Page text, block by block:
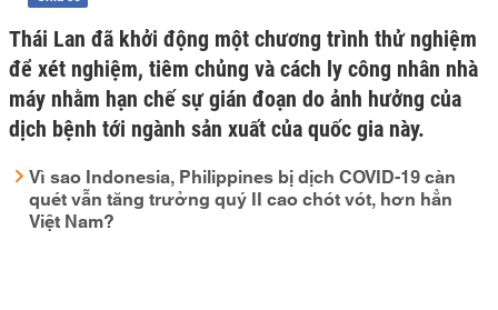
Thái Lan đã khởi động một chương trình thử nghiệm
để xét nghiệm, tiêm chủng và cách ly công nhân nhà
máy nhằm hạn chế sự gián đoạn do ảnh hưởng của
dịch bệnh tới ngành sản xuất của quốc gia này.
Vì sao Indonesia, Philippines bị dịch COVID-19 càn
quét vẫn tăng trưởng quý II cao chót vót, hơn hẳn
Việt Nam?